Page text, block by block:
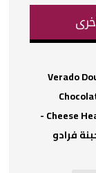
Verado
Cheese Heater -
فرادو